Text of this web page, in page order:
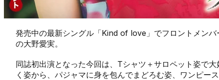
発売中の最新シングル「Kind of love」でフロントメン
の大野愛実。
同誌初出演となった今回は、Tシャツ＋サロペット姿で
く姿から、パジャマに身を包んでまどろむ姿、ワンピー